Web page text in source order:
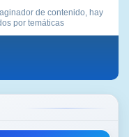
de contenido, hay
por temáticas